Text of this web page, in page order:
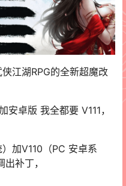
江湖RPG的全新超魔改
卓版 我全都要 V111，
加V110（PC 安卓系
补丁，